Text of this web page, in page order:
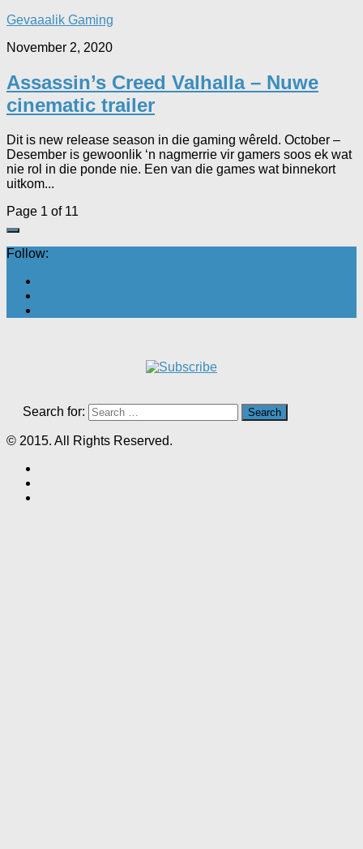
Gevaaalik Gaming
November 2, 2020
Assassin’s Creed Valhalla – Nuwe
cinematic trailer
Dit is new release season in die gaming wêreld. October –
Desember is gewoonlik ‘n nagmerrie vir gamers soos ek wat
nie rol in die ponde nie. Een van die games wat binnekort
uitkom...
Page 1 of 11
Follow:
Search for:
© 2015. All Rights Reserved.